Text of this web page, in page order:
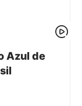
Azul de